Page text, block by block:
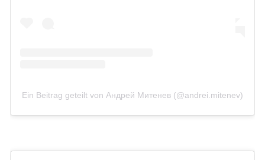
Ein Beitrag geteilt von Андрей Митенев (@andrei.mitenev)